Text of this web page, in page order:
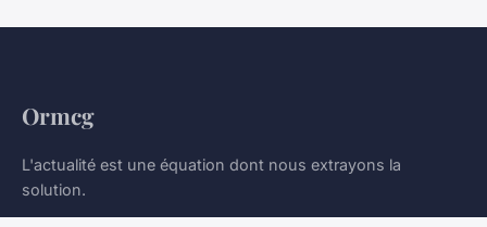
Ormcg
L'actualité est une équation dont nous extrayons la
solution.